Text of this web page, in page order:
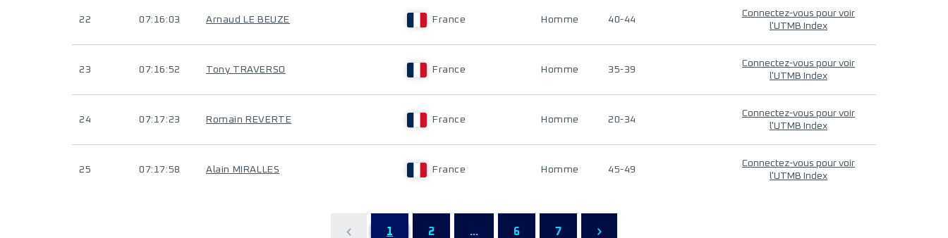
22 07:16:03 Arnaud LE BEUZE France Homme 40-44
Connectez-vous pour voir
l'UTMB Index
23 07:16:52 Tony TRAVERSO France Homme 35-39
Connectez-vous pour voir
l'UTMB Index
24 07:17:23 Romain REVERTE France Homme 20-34
Connectez-vous pour voir
l'UTMB Index
25 07:17:58 Alain MIRALLES France Homme 45-49
Connectez-vous pour voir
l'UTMB Index
1 2 ... 6 7